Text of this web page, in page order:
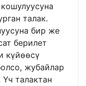
талак.
бир же
берилет
күйөөсү
жубайлар
талактан